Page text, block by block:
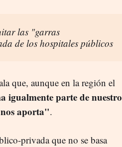
las "garras
de los hospitales públicos
que, aunque en la región el
igualmente parte de nuestro
aporta".
privada que no se basa